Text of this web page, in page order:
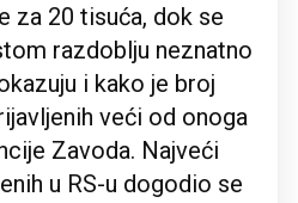
za 20 tisuća, dok se
razdoblju neznatno
i kako je broj
veći od onoga
Zavoda. Najveći
u RS-u dogodio se